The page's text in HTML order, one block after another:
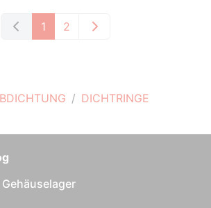
DICHTRINGE
1 2